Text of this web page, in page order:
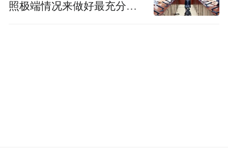
照极端情况来做好最充分的